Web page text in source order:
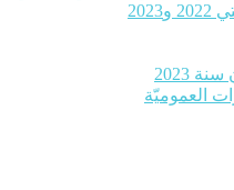
2023
العموميّة